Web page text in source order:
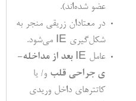
عضو شده‌­اند).
در معتادان زریقی منجر به
شکل­‌گیری IE می­‌شود.
عامل IE
بعد از مداخله‌­
ی جراحی قلب و/ یا
کاتتر­‌های داخل وریدی